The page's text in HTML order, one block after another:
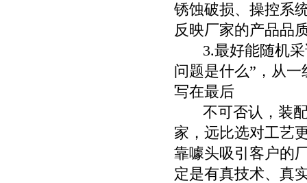
锈蚀破损、操控系
反映厂家的产品品
3.最好能随机采
问题是什么”，从
写在最后
不可否认，装配
家，远比选对工艺
靠噱头吸引客户的
定是有真技术、真